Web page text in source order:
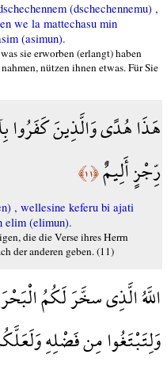
(dschechennemu) ,
we la mattechasu min
(asimun).
sie erworben (erlangt) haben
nützen ihnen etwas. Für Sie
هَذَا هُدًى وَالَّذِينَ
رِّجْزٍ أَلِيمٌ﴿١١﴾
, wellesine keferu bi ajati
elim (elimun).
die die Verse ihres Herrn
der anderen geben. (11)
اللَّهُ الَّذِي سخَّرَ لَكُمُ
وَلِتَبْتَغُوا مِن فَضْلِهِ